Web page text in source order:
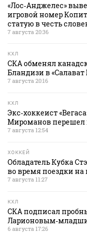
«Лос‑Анджелес»
игровой номер
статую в честь
7 августа 20:36
КХЛ
СКА обменял
Бландизи в
7 августа 20:16
КХЛ
Экс‑хоккеист
Мироманов перешел
7 августа 12:54
ХОККЕЙ
Обладатель Кубка
во время поездки на
7 августа 11:27
КХЛ
СКА подписал
6 августа 17:26